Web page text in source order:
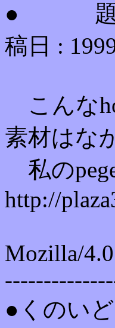
● 題名
稿日 :
こんな
素材はな
私の
http://
Mozilla/
●くのい